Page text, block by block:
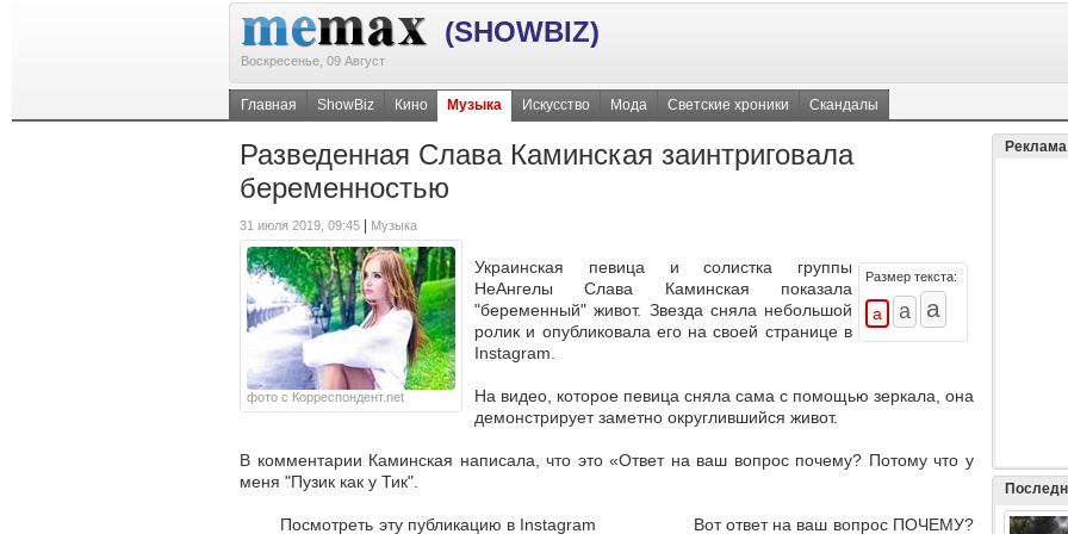
(SHOWBIZ)
Воскресенье, 09 Август
Главная ShowBiz Кино Музыка Искусство Мода Светские хроники Скандалы
Разведенная Слава Каминская заинтриговала
беременностью
31 июля 2019, 09:45 Музыка
фото с Корреспондент.net
Размер текста:
Украинская певица и солистка группы
НеАнгелы Слава Каминская показала
"беременный" живот. Звезда сняла небольшой
ролик и опубликовала его на своей странице в
Instagram.
На видео, которое певица сняла сама с помощью зеркала, она
демонстрирует заметно округлившийся живот.
В комментарии Каминская написала, что это «Ответ на ваш вопрос почему? Потому что у
меня "Пузик как у Тик".
Посмотреть эту публикацию в Instagram Вот ответ на ваш вопрос ПОЧЕМУ?
Реклама